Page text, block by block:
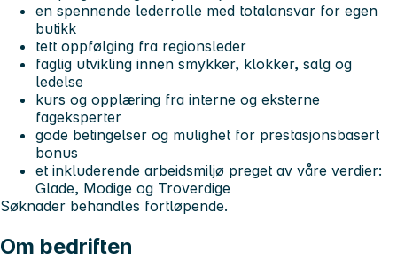
en spennende lederrolle med totalansvar for egen
butikk
tett oppfølging fra regionsleder
faglig utvikling innen smykker, klokker, salg og
ledelse
kurs og opplæring fra interne og eksterne
fageksperter
gode betingelser og mulighet for prestasjonsbasert
bonus
et inkluderende arbeidsmiljø preget av våre verdier:
Glade, Modige og Troverdige
Søknader behandles fortløpende.
Om bedriften